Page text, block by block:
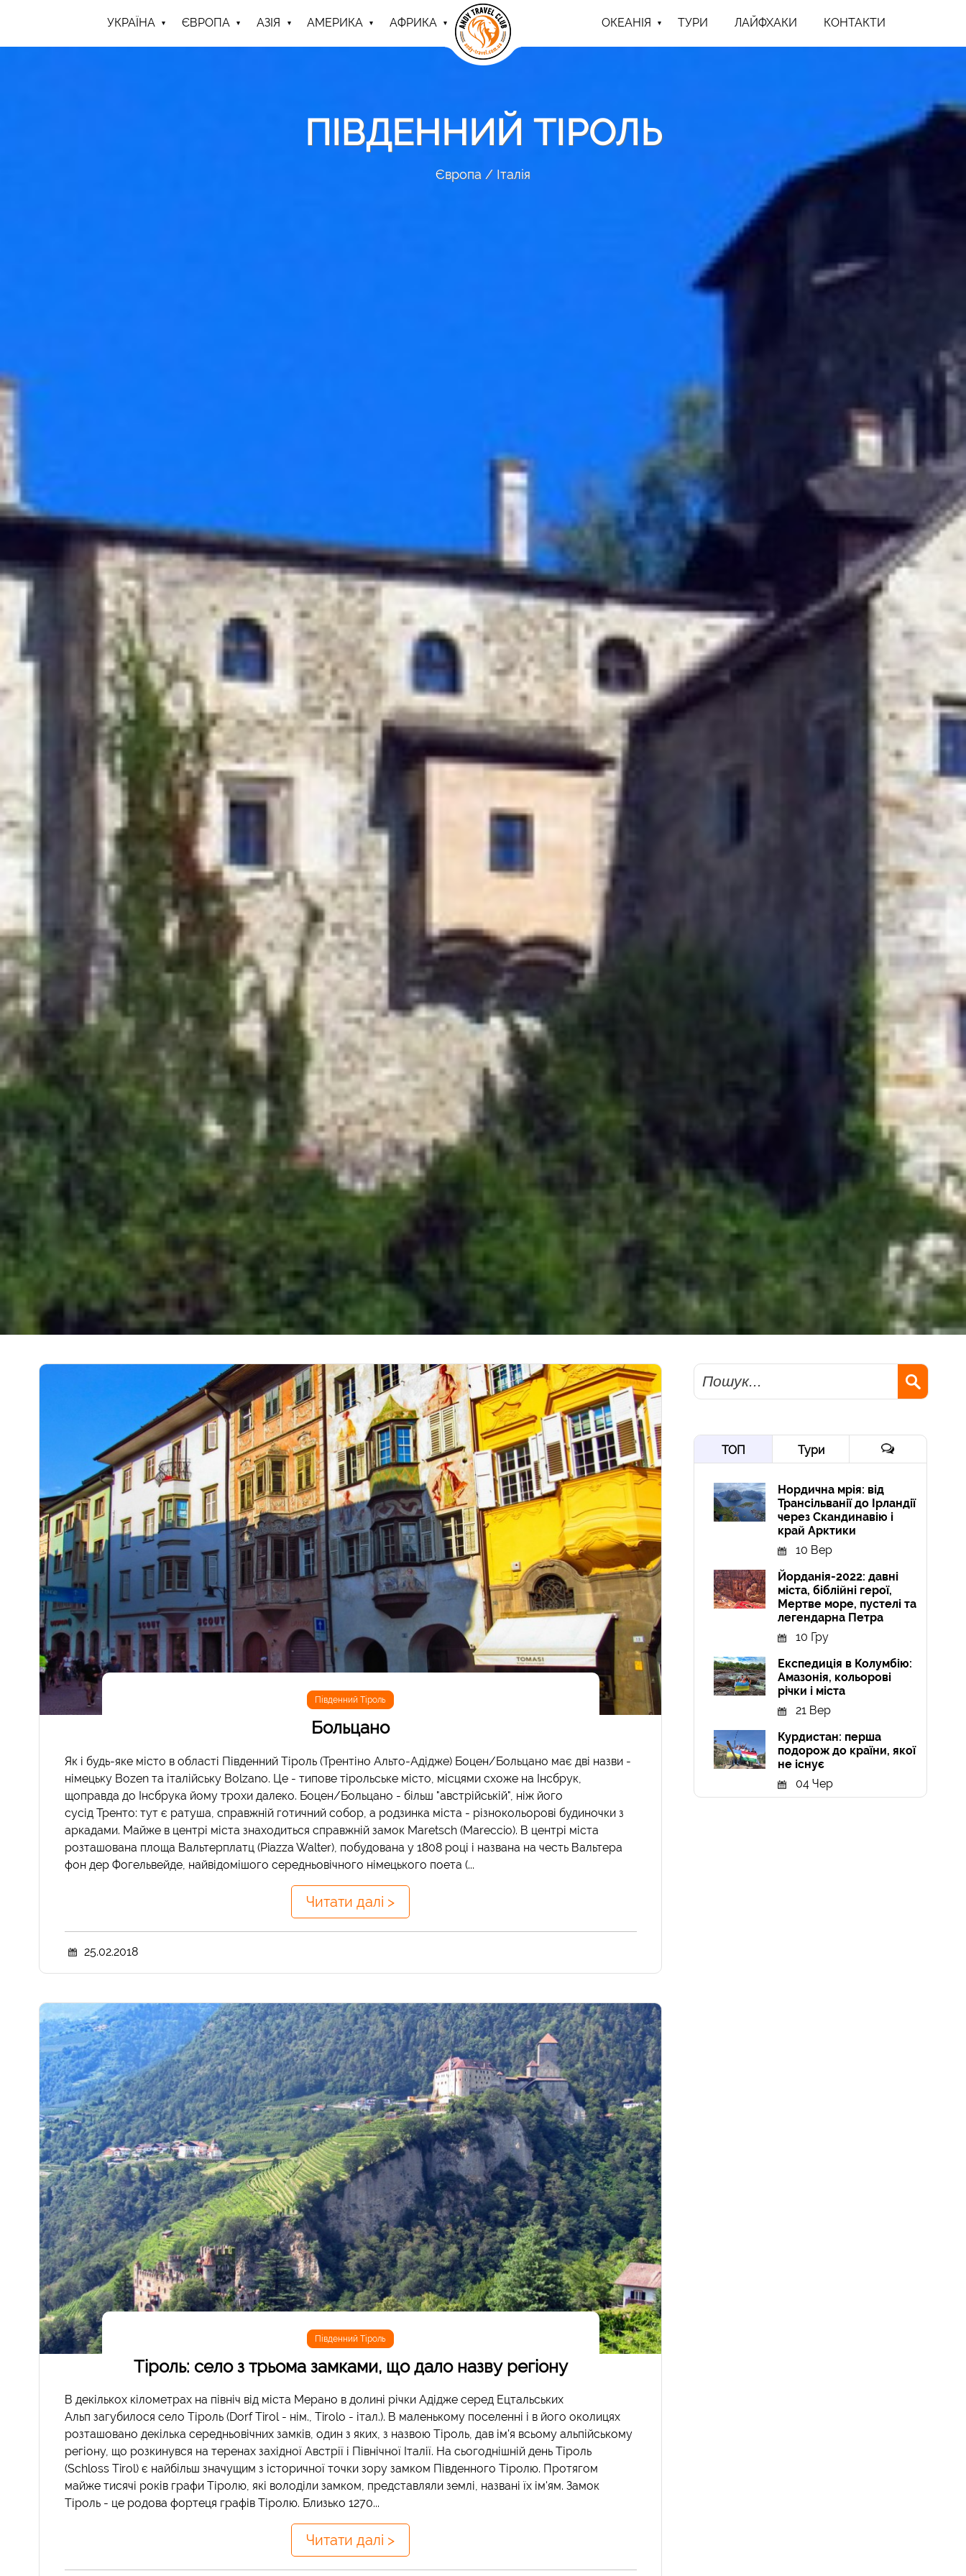
УКРАЇНА ЄВРОПА АЗІЯ АМЕРИКА АФРИКА ОКЕАНІЯ ТУРИ ЛАЙФХАКИ КОНТАКТИ
ПІВДЕННИЙ ТІРОЛЬ
Європа Італія
Південний Тіроль
Больцано
Як і будь-яке місто в області Південний Тіроль (Трентіно Альто-Адідже) Боцен/Больцано має дві назви -
німецьку Bozen та італійську Bolzano. Це - типове тірольське місто, місцями схоже на Інсбрук,
щоправда до Інсбрука йому трохи далеко. Боцен/Больцано - більш "австрійській", ніж його
сусід Тренто: тут є ратуша, справжній готичний собор, а родзинка міста - різнокольорові будиночки з
аркадами. Майже в центрі міста знаходиться справжній замок Maretsch (Mareccio). В центрі міста
розташована площа Вальтерплатц (Piazza Walter), побудована у 1808 році і названа на честь Вальтера
фон дер Фогельвейде, найвідомішого середньовічного німецького поета (...
Читати далі >
25.02.2018
Південний Тіроль
Тіроль: село з трьома замками, що дало назву регіону
В декількох кілометрах на північ від міста Мерано в долині річки Адідже серед Ецтальських
Альп загубилося село Тіроль (Dorf Tirol - нім., Tirolo - італ.). В маленькому поселенні і в його околицях
розташовано декілька середньовічних замків, один з яких, з назвою Тіроль, дав ім'я всьому альпійському
регіону, що розкинувся на теренах західної Австрії і Північної Італії. На сьогоднішній день Тіроль
(Schloss Tirol) є найбільш значущим з історичної точки зору замком Південного Тіролю. Протягом
майже тисячі років графи Тіролю, які володіли замком, представляли землі, названі їх ім'ям. Замок
Тіроль - це родова фортеця графів Тіролю. Близько 1270...
Читати далі >
Пошук
ТОП Тури
Нордична мрія: від
Трансільванії до Ірландії
через Скандинавію і
край Арктики
10 Вер
Йорданія-2022: давні
міста, біблійні герої,
Мертве море, пустелі та
легендарна Петра
10 Гру
Експедиція в Колумбію:
Амазонія, кольорові
річки і міста
21 Вер
Курдистан: перша
подорож до країни, якої
не існує
04 Чер